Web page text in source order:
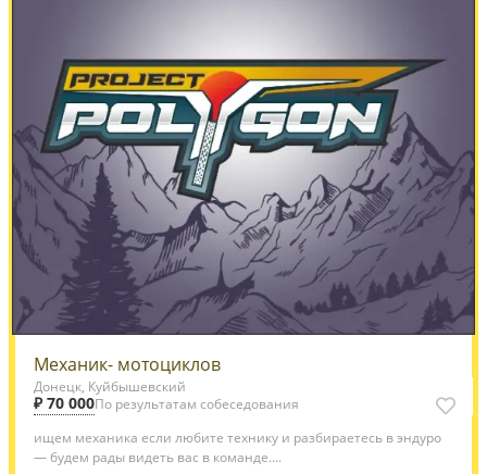
Механик- мотоциклов
Донецк, Куйбышевский
₽ 70 000По результатам собеседования
ищем механика если любите технику и разбираетесь в эндуро
— будем рады видеть вас в команде....